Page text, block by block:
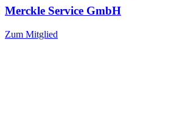
Merckle Service GmbH
Zum Mitglied